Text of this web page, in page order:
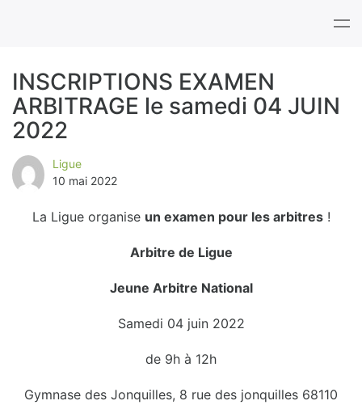
B
l
o
INSCRIPTIONS EXAMEN
ARBITRAGE le samedi 04 JUIN
2022
Ligue
10 mai 2022
La Ligue organise un examen pour les arbitres!
Arbitre de Ligue
Jeune Arbitre National
Samedi 04 juin 2022
de 9h à 12h
Gymnase des Jonquilles, 8 rue des jonquilles 68110